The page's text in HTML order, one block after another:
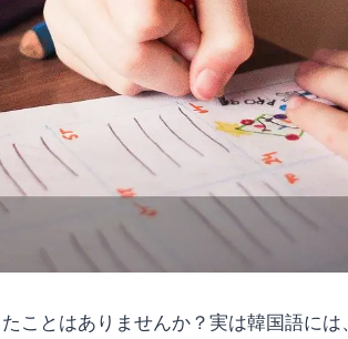
ことはありませんか？実は韓国語に